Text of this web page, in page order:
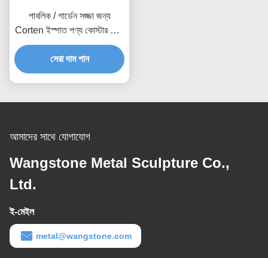
পাবলিক / গার্ডেন সজ্জা জন্য
Corten ইস্পাত পণ্য কোস্টার স্টিল
প্ল্যান্ট
সেরা দাম পান
আমাদের সাথে যোগাযোগ
Wangstone Metal Sculpture Co.,
Ltd.
ই-মেইল
metal@wangstone.com